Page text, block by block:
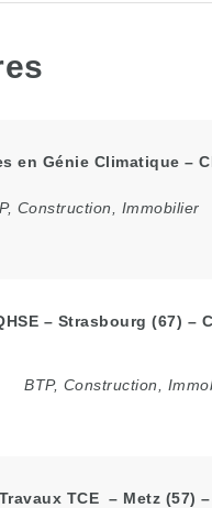
en Génie Climatique –
Construction, Immobilier
– Strasbourg (67) –
BTP, Construction,
TCE – Metz (57)